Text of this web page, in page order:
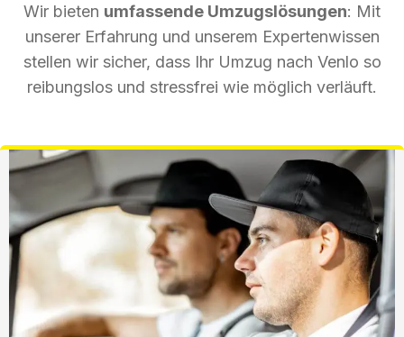
Wir bieten umfassende Umzugslösungen: Mit
unserer Erfahrung und unserem Expertenwissen
stellen wir sicher, dass Ihr Umzug nach Venlo so
reibungslos und stressfrei wie möglich verläuft.